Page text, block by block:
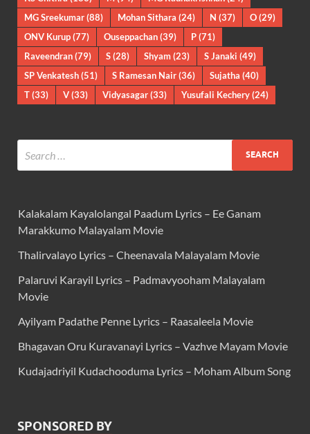
MG Sreekumar(88) Mohan Sithara (24) N (37) O(29)
ONV Kurup(77) Ouseppachan(39) P(71)
Raveendran(79) S(28) Shyam(23) S Janaki (49)
SP Venkatesh(51) S Ramesan Nair(36) Sujatha (40)
T(33) V(33) Vidyasagar(33) Yusufali Kechery(24)
Kalakalam Kayalolangal Paadum Lyrics – Ee Ganam
Marakkumo Malayalam Movie
Thalirvalayo Lyrics – Cheenavala Malayalam Movie
Palaruvi Karayil Lyrics – Padmavyooham Malayalam
Movie
Ayilyam Padathe Penne Lyrics – Raasaleela Movie
Bhagavan Oru Kuravanayi Lyrics – Vazhve Mayam Movie
Kudajadriyil Kudachooduma Lyrics – Moham Album Song
SPONSORED BY